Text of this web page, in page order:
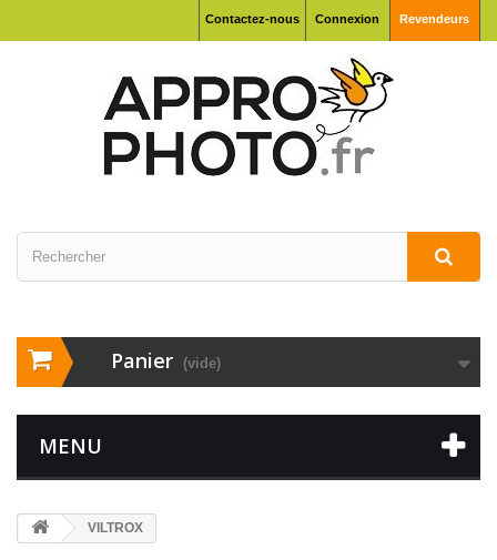
Connexion Revendeurs
Contactez-nous
Panier (vide)
MENU
VILTROX